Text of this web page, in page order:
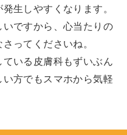
生しやすくなります。
ですから、心当たりの
さってくださいね。
いる皮膚科もずいぶん
方でもスマホから気軽